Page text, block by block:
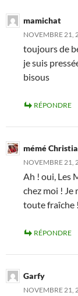
mamichat
NOVEMBRE 21,
toujours de
je suis
bisous
RÉPONDRE
mémé
NOVEMBRE 21,
Ah ! oui, Les
chez moi !
toute fraîche
RÉPONDRE
Garfy
NOVEMBRE 21,